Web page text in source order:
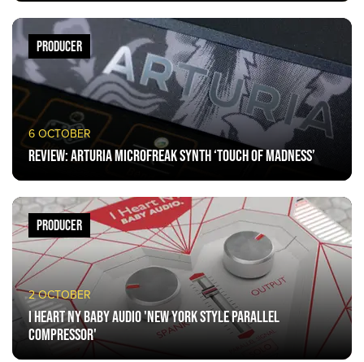
6 OCTOBER
Review: Arturia MicroFreak Synth ‘Touch of Madness’
PRODUCER
2 OCTOBER
I Heart NY Baby Audio 'New York Style Parallel
Compressor'
PRODUCER